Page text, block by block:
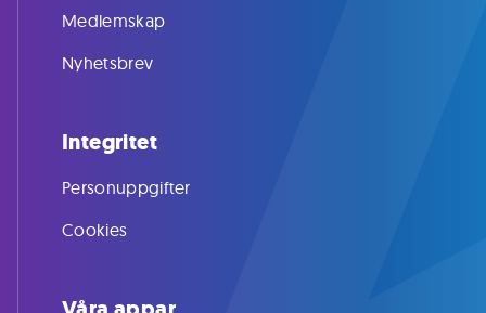
Medlemskap
Nyhetsbrev
Integritet
Personuppgifter
Cookies